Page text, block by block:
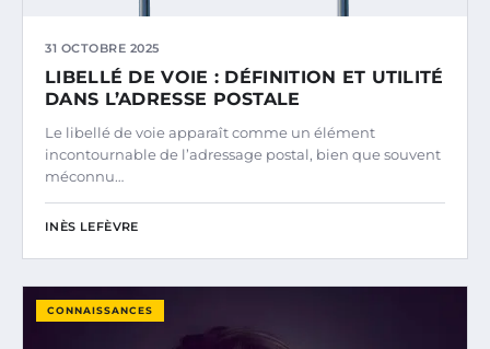
31 OCTOBRE 2025
LIBELLÉ DE VOIE : DÉFINITION ET UTILITÉ
DANS L’ADRESSE POSTALE
Le libellé de voie apparaît comme un élément
incontournable de l’adressage postal, bien que souvent
méconnu…
INÈS LEFÈVRE
CONNAISSANCES